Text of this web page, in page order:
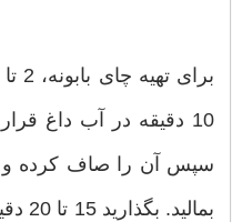
10 دقیقه در آب داغ
سپس آن را صاف کرده و